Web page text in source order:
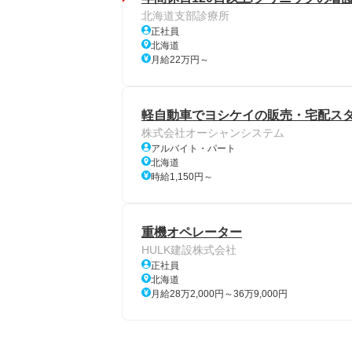
北海道支部診療所
正社員
北海道
月給22万円～
軽自動車でヨシケイの販売・宅配ス
株式会社オーシャンシステム
アルバイト・パート
北海道
時給1,150円～
重機オペレーター
HULK建設株式会社
正社員
北海道
月給28万2,000円～36万9,000円